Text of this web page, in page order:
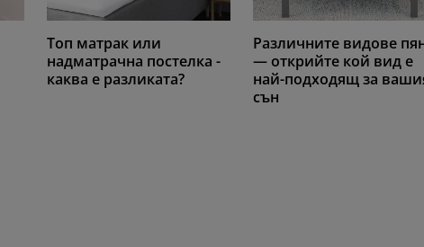
Топ матрак или
надматрачна постелка -
каква е разликата?
Различните видове
— открийте кой вид е
най-подходящ за
сън